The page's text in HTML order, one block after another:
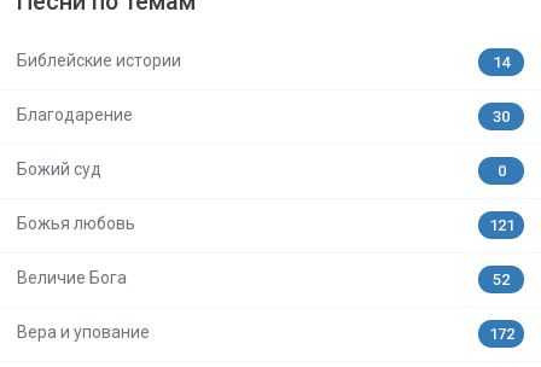
Библейские истории 14
Благодарение 30
Божий суд 0
Божья любовь 121
Величие Бога 52
Вера и упование 172